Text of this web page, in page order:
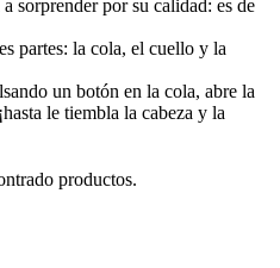
sorprender por su calidad: es de
partes: la cola, el cuello y la
un botón en la cola, abre la
le tiembla la cabeza y la
productos.